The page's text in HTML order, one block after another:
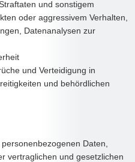
und sonstigem
oder aggressivem Verhalten,
Datenanalysen zur
und Verteidigung in
und behördlichen
Daten,
vertraglichen und gesetzlichen